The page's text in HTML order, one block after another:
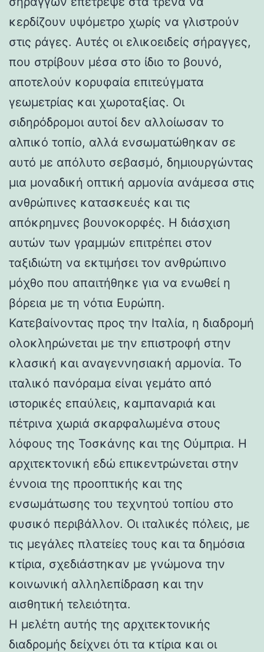
κερδίζουν υψόμετρο χωρίς να γλιστρούν
στις ράγες. Αυτές οι ελικοειδείς σήραγγες,
που στρίβουν μέσα στο ίδιο το βουνό,
αποτελούν κορυφαία επιτεύγματα
γεωμετρίας και χωροταξίας. Οι
σιδηρόδρομοι αυτοί δεν αλλοίωσαν το
αλπικό τοπίο, αλλά ενσωματώθηκαν σε
αυτό με απόλυτο σεβασμό, δημιουργώντας
μια μοναδική οπτική αρμονία ανάμεσα στις
ανθρώπινες κατασκευές και τις
απόκρημνες βουνοκορφές. Η διάσχιση
αυτών των γραμμών επιτρέπει στον
ταξιδιώτη να εκτιμήσει τον ανθρώπινο
μόχθο που απαιτήθηκε για να ενωθεί η
βόρεια με τη νότια Ευρώπη.
Κατεβαίνοντας προς την Ιταλία, η διαδρομή
ολοκληρώνεται με την επιστροφή στην
κλασική και αναγεννησιακή αρμονία. Το
ιταλικό πανόραμα είναι γεμάτο από
ιστορικές επαύλεις, καμπαναριά και
πέτρινα χωριά σκαρφαλωμένα στους
λόφους της Τοσκάνης και της Ούμπρια. Η
αρχιτεκτονική εδώ επικεντρώνεται στην
έννοια της προοπτικής και της
ενσωμάτωσης του τεχνητού τοπίου στο
φυσικό περιβάλλον. Οι ιταλικές πόλεις, με
τις μεγάλες πλατείες τους και τα δημόσια
κτίρια, σχεδιάστηκαν με γνώμονα την
κοινωνική αλληλεπίδραση και την
αισθητική τελειότητα.
Η μελέτη αυτής της αρχιτεκτονικής
διαδρομής δείχνει ότι τα κτίρια και οι